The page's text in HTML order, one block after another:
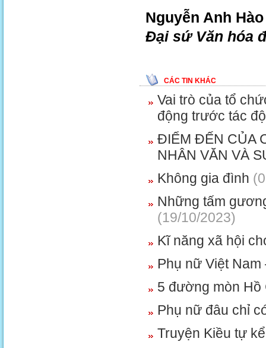
Nguyễn Anh Hào
Đại sứ Văn hóa
CÁC TIN KHÁC
Vai trò của tổ
động trước tác
ĐIỂM ĐẾN CỦA
NHÂN VĂN VÀ
Không gia đình
Những tấm
(19/10/2023)
Kĩ năng xã hội
Phụ nữ Việt
5 đường mòn Hồ
Phụ nữ đâu chỉ
Truyện Kiều tự